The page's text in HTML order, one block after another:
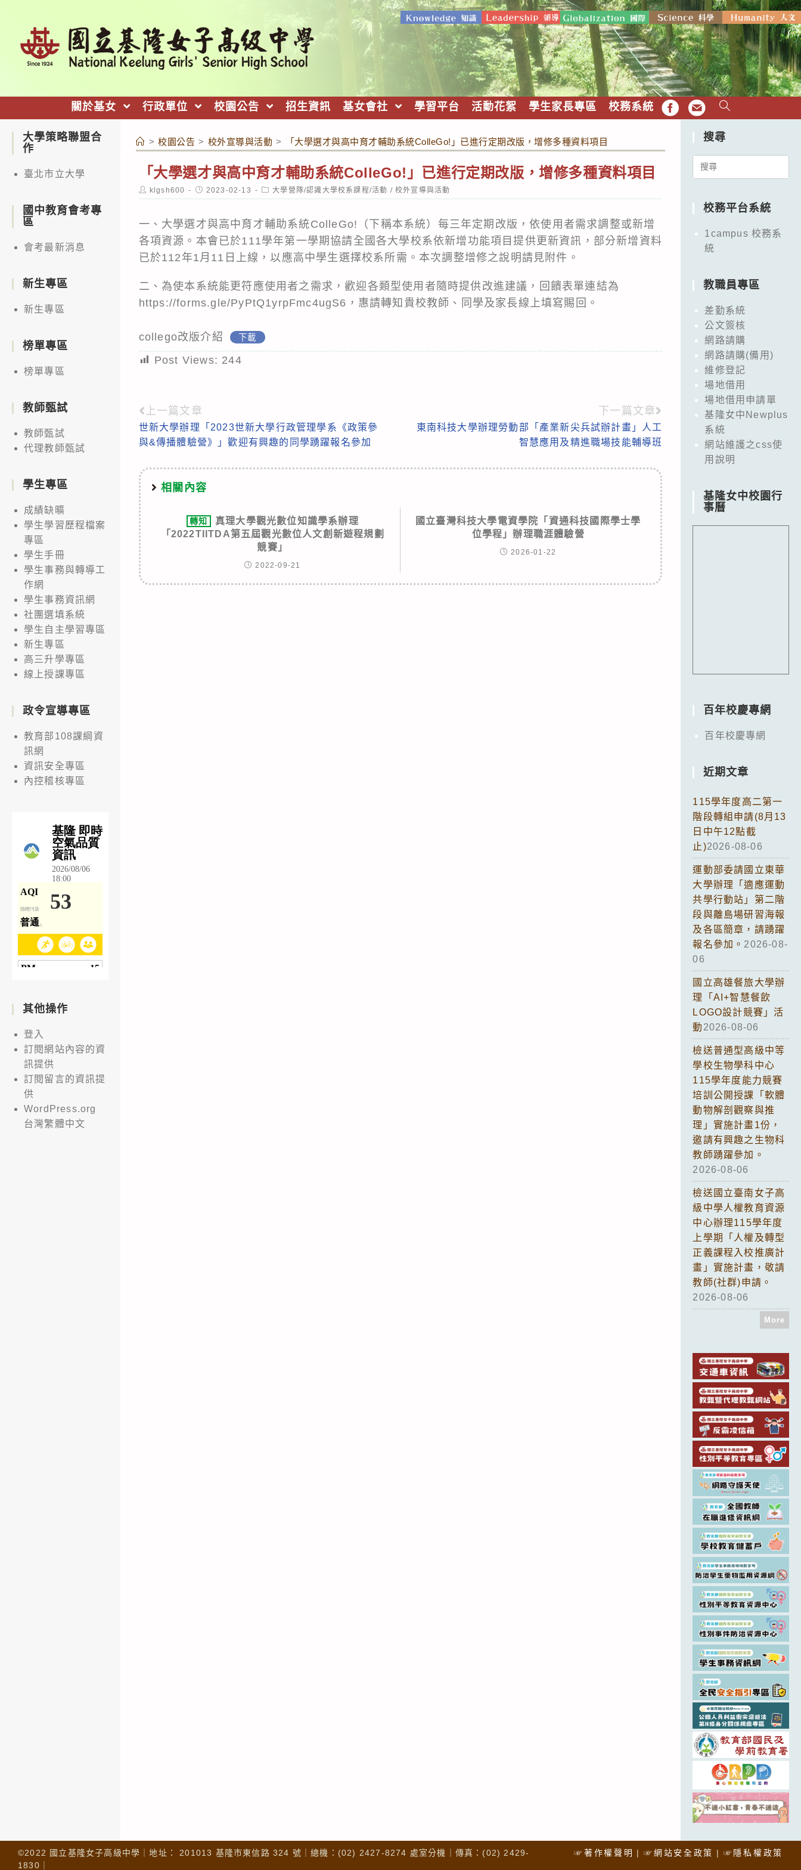
關於基女 行政單位 校園公告 招生資訊 基女會社 學習平台 活動花絮 學生家長專區 校務系統 FB EMAIL
> 校園公告 > 校外宣導與活動 > 「大學選才與高中育才輔助系統ColleGo!」已進行定期改版，增修多種資料項目
「大學選才與高中育才輔助系統ColleGo!」已進行定期改版，增修多種資料項目
Post
author:
klgsh600
Post
published:
2023-02-13
Post
category:
大學營隊/認識大學校系課程/活動 / 校外宣導與活動
一、大學選才與高中育才輔助系統ColleGo!（下稱本系統）每三年定期改版，依使用者需求調整或新增
各項資源。本會已於111學年第一學期協請全國各大學校系依新增功能項目提供更新資訊，部分新增資料
已於112年1月11日上線，以應高中學生選擇校系所需。本次調整增修之說明請見附件。
二、為使本系統能更符應使用者之需求，歡迎各類型使用者隨時提供改進建議，回饋表單連結為
https://forms.gle/PyPtQ1yrpFmc4ugS6 ，惠請轉知貴校教師、同學及家長線上填寫賜回。
collego改版介紹 下載
Post Views: 244
Read
more
上一篇文章
世新大學辦理「2023世新大學行政管理學系《政策參
與&傳播體驗營》」歡迎有興趣的同學踴躍報名參加
下一篇文章
東南科技大學辦理勞動部「產業新尖兵試辦計畫」人工
智慧應用及精進職場技能輔導班
相關內容
轉知
真理大學觀光數位知識學系辦理
「2022TIITDA第五屆觀光數位人文創新遊程規劃
競賽」
2022-09-21
國立臺灣科技大學電資學院「資通科技國際學士學
位學程」辦理職涯體驗營
2026-01-22
大學策略聯盟合
作
臺北市立大學
國中教育會考專
區
會考最新消息
新生專區
新生專區
榜單專區
榜單專區
教師甄試
教師甄試
代理教師甄試
學生專區
成績缺曠
學生學習歷程檔案
專區
學生手冊
學生事務與轉導工
作網
學生事務資訊網
社團選填系統
學生自主學習專區
新生專區
高三升學專區
線上授課專區
政令宣導專區
教育部108課綱資
訊網
資訊安全專區
內控稽核專區
其他操作
登入
訂閱網站內容的資
訊提供
訂閱留言的資訊提
供
WordPress.org
台灣繁體中文
搜尋
Search
校務平台系統
1campus 校務系
統
教職員專區
差勤系統
公文簽核
網路請購
網路請購(備用)
維修登記
場地借用
場地借用申請單
基隆女中Newplus
系統
網站維護之css使
用說明
基隆女中校園行
事曆
百年校慶專網
百年校慶專網
近期文章
115學年度高二第一
階段轉組申請(8月13
日中午12點截
止)2026-08-06
運動部委請國立東華
大學辦理「適應運動
共學行動站」第二階
段與離島場研習海報
及各區簡章，請踴躍
報名參加。 2026-08-
06
國立高雄餐旅大學辦
理「AI+智慧餐飲
LOGO設計競賽」活
動 2026-08-06
檢送普通型高級中等
學校生物學科中心
115學年度能力競賽
培訓公開授課「軟體
動物解剖觀察與推
理」實施計畫1份，
邀請有興趣之生物科
教師踴躍參加。
2026-08-06
檢送國立臺南女子高
級中學人權教育資源
中心辦理115學年度
上學期「人權及轉型
正義課程入校推廣計
畫」實施計畫，敬請
教師(社群)申請。
2026-08-06
More
☞著作權聲明 ☞網站安全政策 ☞隱私權政策
©2022 國立基隆女子高級中學｜地址： 201013 基隆市東信路 324 號｜總機：(02) 2427-8274 處室分機｜傳真：(02) 2429-
1830｜